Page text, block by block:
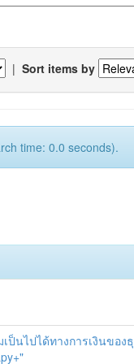
| Sort items by
time: 0.0 seconds).
ป็นไปได้ทางการเงินขอ